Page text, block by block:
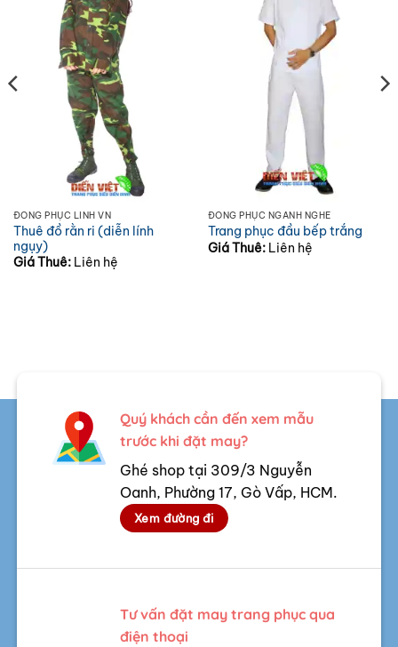
ĐỒNG PHỤC LÍNH VN
Thuê đồ rằn ri (diễn lính
ngụy)
Giá Thuê: Liên hệ
ĐỒNG PHỤC NGÀNH NGHỀ
Trang phục đầu bếp trắng
Giá Thuê: Liên hệ
Quý khách cần đến xem mẫu
trước khi đặt may?
Ghé shop tại 309/3 Nguyễn
Oanh, Phường 17, Gò Vấp, HCM.
Xem đường đi
Tư vấn đặt may trang phục qua
điện thoại